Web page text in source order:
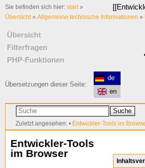
[[
Sie befinden sich hier: start»
Übersicht» Allgemeine technische Informationen »
Übersicht
Filterfragen
PHP-Funktionen
Übersetzungen dieser Seite:
de
en
Suche
Zuletzt angesehen: • Entwickler-Tools im
Entwickler-Tools
im Browser